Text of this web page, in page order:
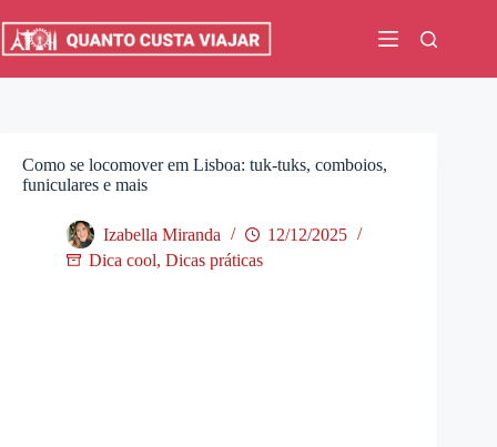
para
Como se locomover em Lisboa: tuk-tuks, comboios,
funiculares e mais
Izabella Miranda
12/12/2025
Dica cool, Dicas práticas